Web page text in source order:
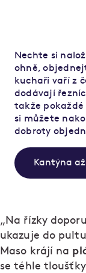
Nechte si
ohně,
kuchaři vaří z
dodávají
takže pokaždé
si můžete
dobroty
Kantýna
„Na řízky
ukazuje do
Maso krájí na
se téhle